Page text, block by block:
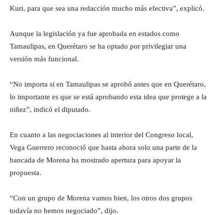
Kuri, para que sea una redacción mucho más efectiva”, explicó.
Aunque la legislación ya fue aprobada en estados como
Tamaulipas, en Querétaro se ha optado por privilegiar una
versión más funcional.
“No importa si en Tamaulipas se aprobó antes que en Querétaro,
lo importante es que se está aprobando esta idea que protege a la
niñez”, indicó el diputado.
En cuanto a las negociaciones al interior del Congreso local,
Vega Guerrero reconoció que hasta ahora solo una parte de la
bancada de Morena ha mostrado apertura para apoyar la
propuesta.
“Con un grupo de Morena vamos bien, los otros dos grupos
todavía no hemos negociado”, dijo.